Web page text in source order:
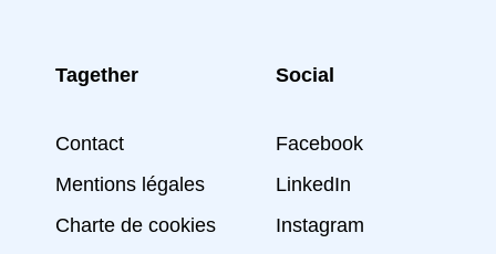
Tagether
Contact
Mentions légales
Charte de cookies
Social
Facebook
LinkedIn
Instagram